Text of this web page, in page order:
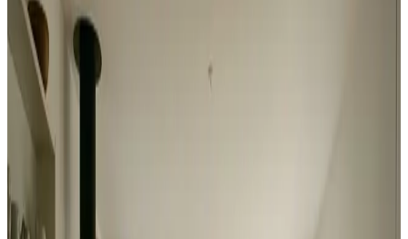
Fugt i bolig i
Kæmper du med fugt i boligen i Faxe? Vi finder årsagen
til kondens, skimmel og klam luft — og løser det med
den rette ventilation, så indeklimaet bliver sundt igen.